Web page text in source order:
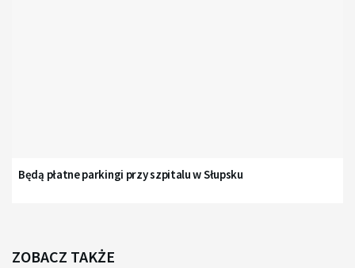
Będą płatne parkingi przy szpitalu w Słupsku
ZOBACZ TAKŻE